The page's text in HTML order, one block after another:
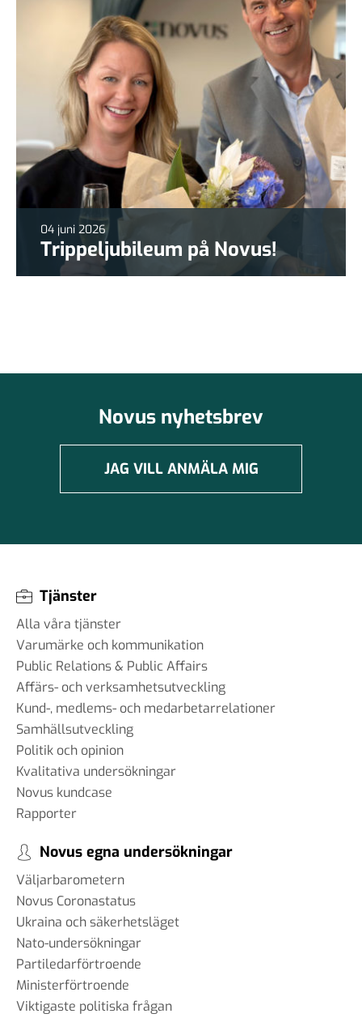
04 juni 2026
Trippeljubileum på Novus!
Novus nyhetsbrev
JAG VILL ANMÄLA MIG
Tjänster
Alla våra tjänster
Varumärke och kommunikation
Public Relations & Public Affairs
Affärs- och verksamhetsutveckling
Kund-, medlems- och medarbetarrelationer
Samhällsutveckling
Politik och opinion
Kvalitativa undersökningar
Novus kundcase
Rapporter
Novus egna undersökningar
Väljarbarometern
Novus Coronastatus
Ukraina och säkerhetsläget
Nato-undersökningar
Partiledarförtroende
Ministerförtroende
Viktigaste politiska frågan